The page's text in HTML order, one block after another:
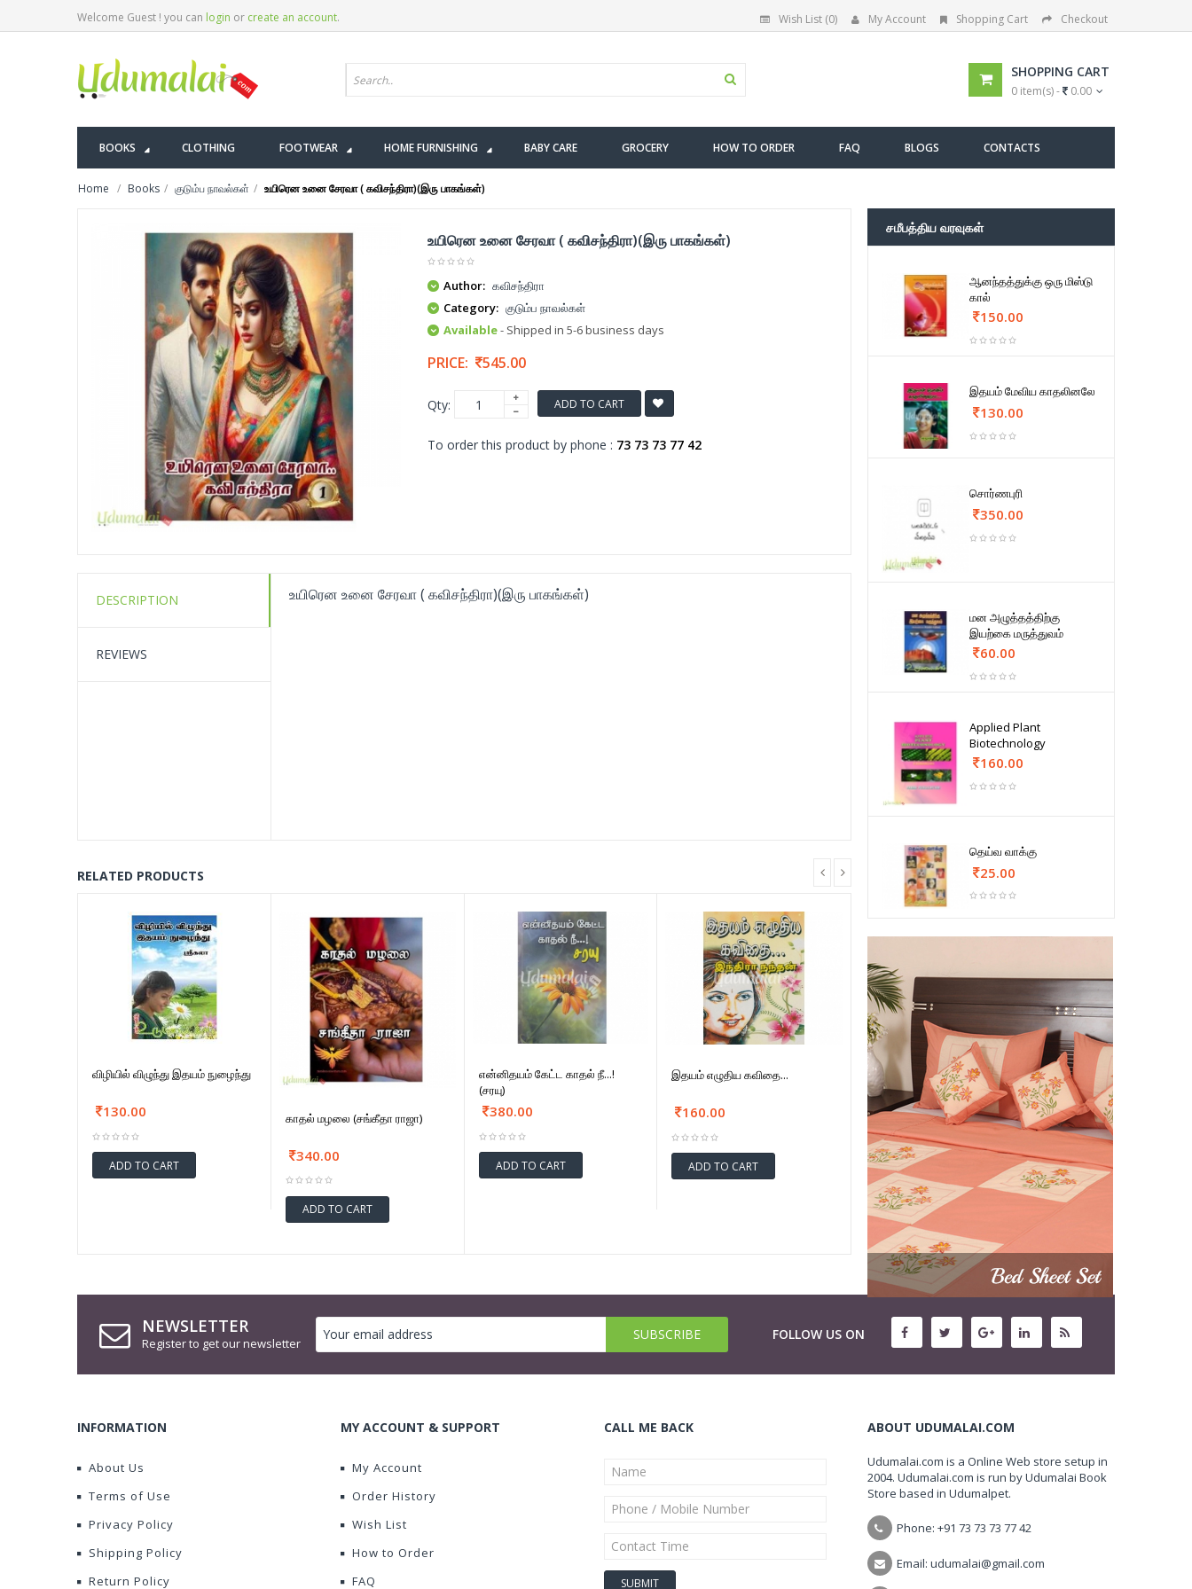
Welcome Guest ! you can login or create an account. Wish List (0) My Account Shopping Cart Checkout
SHOPPING CART
0 item(s) - 0.00
BOOKS CLOTHING FOOTWEAR HOME FURNISHING BABY CARE GROCERY HOW TO ORDER FAQ BLOGS CONTACTS
Home Books குடும்ப நாவல்கள் உயிரென உனை சேரவா ( கவிசந்திரா)(இரு பாகங்கள்)
உயிரென உனை சேரவா ( கவிசந்திரா)(இரு பாகங்கள்)
Author: கவிசந்திரா
Category: குடும்ப நாவல்கள்
Available- Shipped in 5-6 business days
PRICE: 545.00
Qty: ADD TO CART
To order this product by phone : 73 73 73 77 42
DESCRIPTION
REVIEWS
உயிரென உனை சேரவா ( கவிசந்திரா)(இரு பாகங்கள்)
RELATED PRODUCTS
விழியில் விழுந்து இதயம் நுழைந்து
130.00
ADD TO CART
காதல் மழலை (சங்கீதா ராஜா)
340.00
ADD TO CART
என்னிதயம் கேட்ட காதல் நீ...!
(சரயு)
380.00
ADD TO CART
இதயம் எழுதிய கவிதை...
160.00
ADD TO CART
சமீபத்திய வரவுகள்
ஆனந்தத்துக்கு ஒரு மிஸ்டு
கால்
150.00
இதயம் மேவிய காதலினலே
130.00
சொர்ணபுரி
350.00
மன அழுத்தத்திற்கு
இயற்கை மருத்துவம்
60.00
Applied Plant
Biotechnology
160.00
தெய்வ வாக்கு
25.00
NEWSLETTER
Register to get our newsletter
FOLLOW US ON
INFORMATION
About Us
Terms of Use
Privacy Policy
Shipping Policy
Return Policy
MY ACCOUNT & SUPPORT
My Account
Order History
Wish List
How to Order
FAQ
CALL ME BACK ABOUT UDUMALAI.COM
Udumalai.com is a Online Web store setup in
2004. Udumalai.com is run by Udumalai Book
Store based in Udumalpet.
Phone: +91 73 73 73 77 42
Email: udumalai@gmail.com